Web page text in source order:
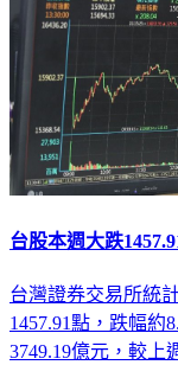
台股本週大跌
台灣證券交易所統
1457.91點，跌幅約
3749.19億元，較上